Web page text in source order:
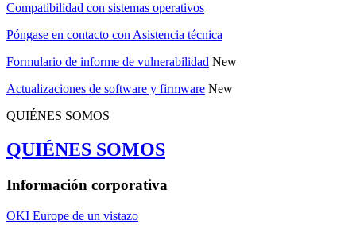
Compatibilidad con sistemas operativos
Póngase en contacto con Asistencia técnica
Formulario de informe de vulnerabilidad New
Actualizaciones de software y firmware New
QUIÉNES SOMOS
QUIÉNES SOMOS
Información corporativa
OKI Europe de un vistazo